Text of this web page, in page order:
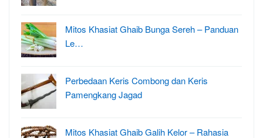
Mitos Khasiat Ghaib Bunga Sereh – Panduan
Le…
Perbedaan Keris Combong dan Keris
Pamengkang Jagad
Mitos Khasiat Ghaib Galih Kelor – Rahasia